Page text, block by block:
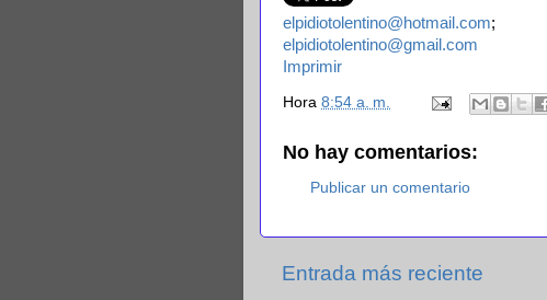
elpidiotolentino@hotmail.com;
elpidiotolentino@gmail.com
Imprimir
Hora 8:54 a. m.
No hay comentarios:
Publicar un comentario
Entrada más reciente